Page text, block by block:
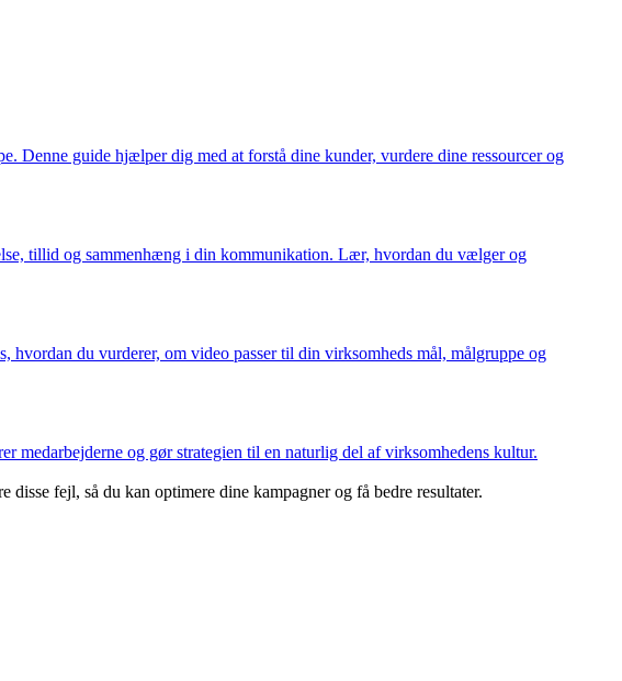
Denne guide hjælper dig med at forstå dine kunder, vurdere dine ressourcer og
tillid og sammenhæng i din kommunikation. Lær, hvordan du vælger og
du vurderer, om video passer til din virksomheds mål, målgruppe og
medarbejderne og gør strategien til en naturlig del af virksomhedens kultur.
fejl, så du kan optimere dine kampagner og få bedre resultater.